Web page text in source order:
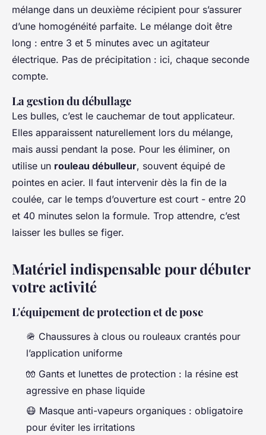
mélange dans un deuxième récipient pour s’assurer
d’une homogénéité parfaite. Le mélange doit être
long : entre 3 et 5 minutes avec un agitateur
électrique. Pas de précipitation : ici, chaque seconde
compte.
La gestion du débullage
Les bulles, c’est le cauchemar de tout applicateur.
Elles apparaissent naturellement lors du mélange,
mais aussi pendant la pose. Pour les éliminer, on
utilise un rouleau débulleur, souvent équipé de
pointes en acier. Il faut intervenir dès la fin de la
coulée, car le temps d’ouverture est court - entre 20
et 40 minutes selon la formule. Trop attendre, c’est
laisser les bulles se figer.
Matériel indispensable pour débuter
votre activité
L'équipement de protection et de pose
🪖 Chaussures à clous ou rouleaux crantés pour
l’application uniforme
🧤 Gants et lunettes de protection : la résine est
agressive en phase liquide
😷 Masque anti-vapeurs organiques : obligatoire
pour éviter les irritations